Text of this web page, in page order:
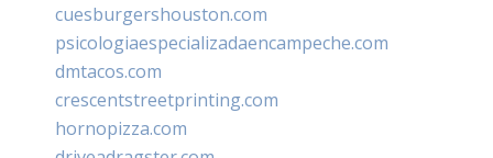
cuesburgershouston.com
psicologiaespecializadaencampeche.com
dmtacos.com
crescentstreetprinting.com
hornopizza.com